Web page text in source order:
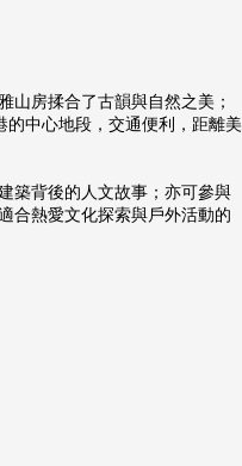
山房揉合了古韻與自然之美；
中心地段，交通便利，距離美
築背後的人文故事；亦可參與
合熱愛文化探索與戶外活動的